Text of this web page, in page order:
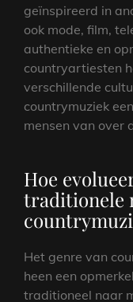
geïnspireerd in
ook mode, film,
authentieke en
countryartiesten
verschillende
countrymuziek
mensen van over
Hoe
traditionele
Het genre van
heen een
traditioneel naar